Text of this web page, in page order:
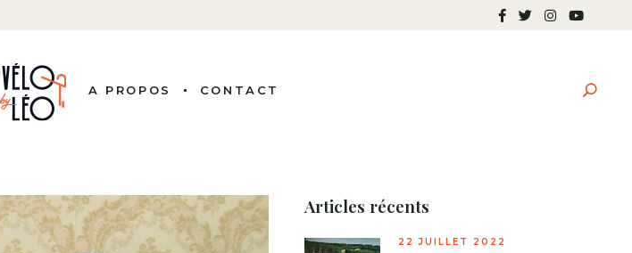
A PROPOS CONTACT
Articles récents
22 JUILLET 2022